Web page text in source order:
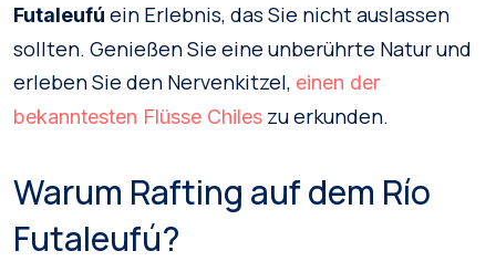
Futaleufú ein Erlebnis, das Sie nicht auslassen
sollten. Genießen Sie eine unberührte Natur und
erleben Sie den Nervenkitzel, einen der
bekanntesten Flüsse Chiles zu erkunden.
Warum Rafting auf dem Río
Futaleufú?